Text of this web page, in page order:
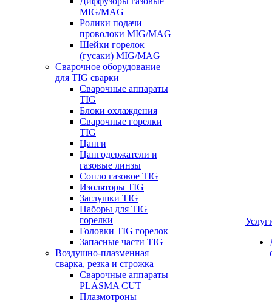
MIG/MAG
Ролики подачи
проволоки MIG/MAG
Шейки горелок
(гусаки) MIG/MAG
Сварочное оборудование
для TIG сварки
Сварочные аппараты
TIG
Блоки охлаждения
Сварочные горелки
TIG
Цанги
Цангодержатели и
газовые линзы
Сопло газовое TIG
Изоляторы TIG
Заглушки TIG
Наборы для TIG
горелки
Головки TIG горелок
Запасные части TIG
Воздушно-плазменная
сварка, резка и строжка
Сварочные аппараты
PLASMA CUT
Плазмотроны